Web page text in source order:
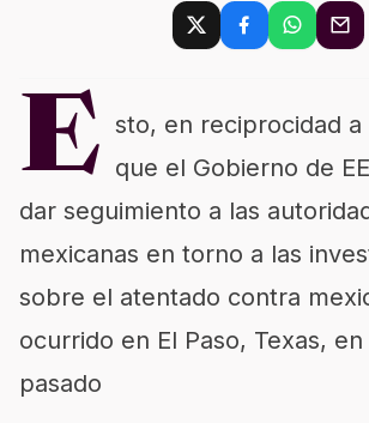
E sto, en reciprocidad a
que el Gobierno de
dar seguimiento a las
mexicanas en torno a las
sobre el atentado contra
ocurrido en El Paso, Texas,
pasado